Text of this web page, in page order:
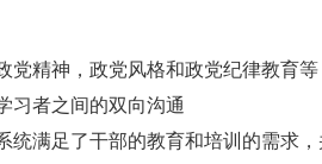
党精神，政党风格和政党纪律教育等
习者之间的双向沟通
满足了干部的教育和培训的需求，